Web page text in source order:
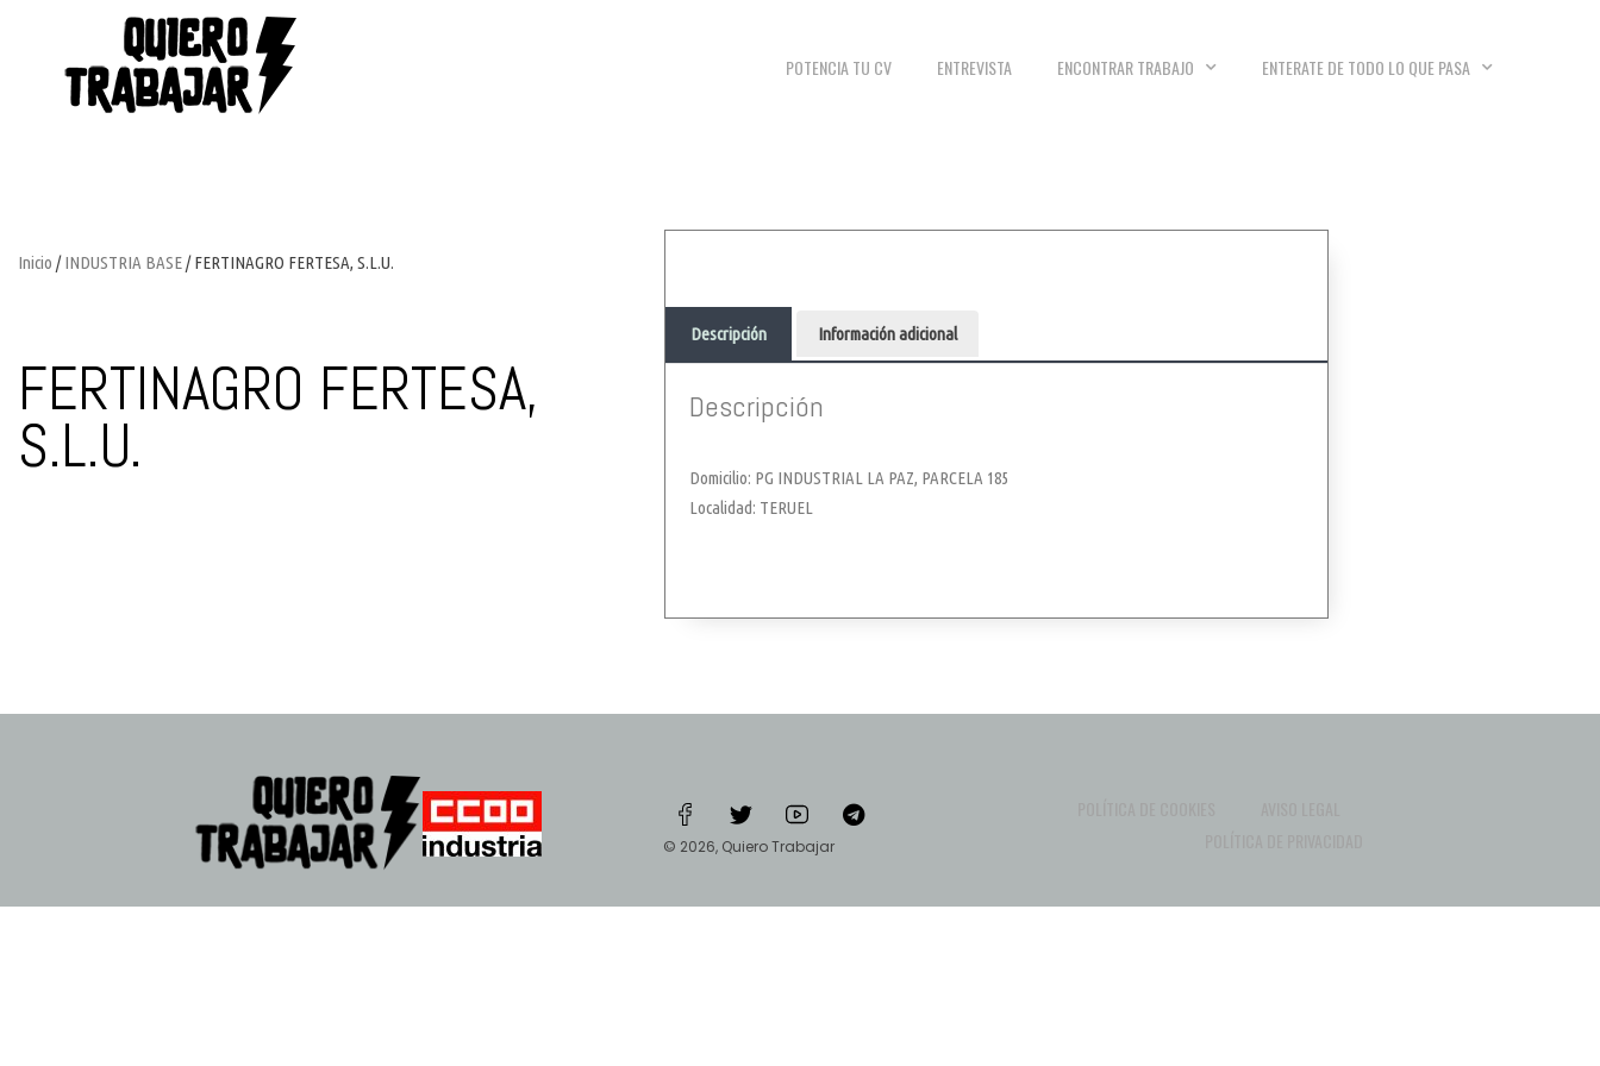
POTENCIA TU CV ENTREVISTA ENCONTRAR TRABAJO ENTERATE DE TODO LO QUE PASA
Inicio /INDUSTRIA BASE/ FERTINAGRO FERTESA, S.L.U.
FERTINAGRO FERTESA,
S.L.U.
Descripción Información adicional
Descripción
Domicilio: PG INDUSTRIAL LA PAZ, PARCELA 185
Localidad: TERUEL
© 2026, Quiero Trabajar